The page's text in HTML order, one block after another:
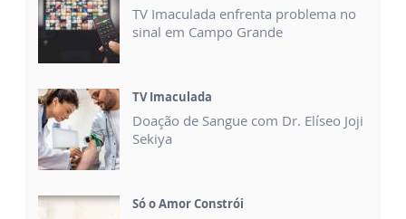
TV Imaculada enfrenta problema no
sinal em Campo Grande
TV Imaculada
Doação de Sangue com Dr. Elíseo Joji
Sekiya
Só o Amor Constrói